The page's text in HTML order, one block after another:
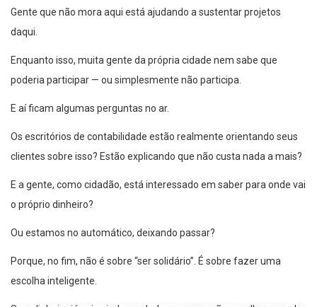
Gente que não mora aqui está ajudando a sustentar projetos
daqui.
Enquanto isso, muita gente da própria cidade nem sabe que
poderia participar — ou simplesmente não participa.
E aí ficam algumas perguntas no ar.
Os escritórios de contabilidade estão realmente orientando seus
clientes sobre isso? Estão explicando que não custa nada a mais?
E a gente, como cidadão, está interessado em saber para onde vai
o próprio dinheiro?
Ou estamos no automático, deixando passar?
Porque, no fim, não é sobre “ser solidário”. É sobre fazer uma
escolha inteligente.